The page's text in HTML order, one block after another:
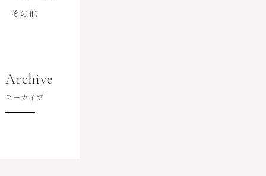
その他
Archive
アーカイブ